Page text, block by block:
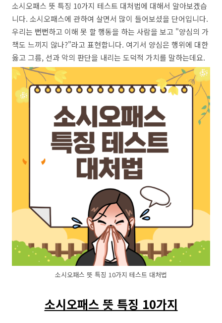
소시오패스 뜻 특징 10가지 테스트 대처법에 대해서 알아보겠습
니다. 소시오패스에 관하여 살면서 많이 들어보셨을 단어입니다.
우리는 뻔뻔하고 이해 못 할 행동을 하는 사람을 보고 "양심의 가
책도 느끼지 않나?"라고 표현합니다. 여기서 양심은 행위에 대한
옳고 그름, 선과 악의 판단을 내리는 도덕적 가치를 말하는데요.
소시오패스 뜻 특징 10가지 테스트 대처법
소시오패스 뜻 특징 10가지